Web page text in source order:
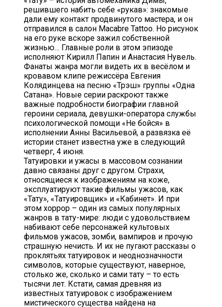
решившего набить себе «рукав»: знакомые
дали ему контакт продвинутого мастера, и он
отправился в салон Macabre Tattoo. Но рисунок
на его руке вскоре зажил собственной
жизнью… Главные роли в этом эпизоде
исполняют Кирилл Папин и Анастасия Нувель.
Фанаты жанра могли видеть их в весёлом и
кровавом клипе режиссёра Евгения
Колядинцева на песню «Трэш» группы «Одна
Сатана». Новые серии раскроют также
важные подробности биографии главной
героини сериала, девушки-оператора службы
психологической помощи «Не бойся» в
исполнении Анны Васильевой, а развязка её
истории станет известна уже в следующий
четверг, 4 июня.
Татуировки и ужасы в массовом сознании
давно связаны друг с другом. Страхи,
относящиеся к изображениям на коже,
эксплуатируют такие фильмы ужасов, как
«Тату», «Татуировщик» и «Кабинет». И при
этом хоррор – один из самых популярных
жанров в тату-мире: люди с удовольствием
набивают себе персонажей культовых
фильмов ужасов, зомби, вампиров и прочую
страшную нечисть. И их не пугают рассказы о
проклятьях татуировок и неоднозначности
символов, которые существуют, наверное,
столько же, сколько и сами тату – то есть
тысячи лет. Кстати, самая древняя из
известных татуировок с изображением
мистического существа найдена на